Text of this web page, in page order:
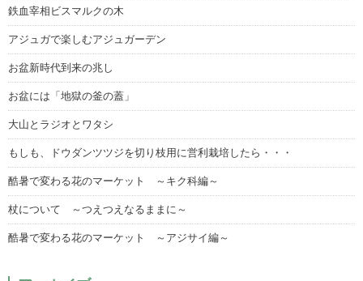
鉄血宰相ビスマルクの木
アジュガで楽しむアジュガーデン
お盆新時代到来の兆し
お盆には「地獄の釜の蓋」
大山とラジオとワタシ
もしも、ドウダンツツジを切り枝用に営利栽培したら・・・
酷暑で変わる花のマーケット ～キク科編～
杖について ～つえつえなるままに～
酷暑で変わる花のマーケット ～アジサイ編～